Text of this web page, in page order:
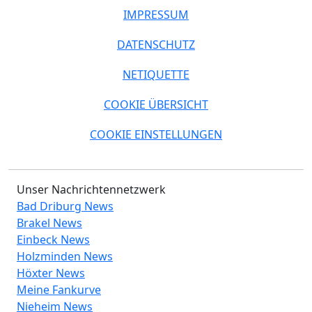
IMPRESSUM
DATENSCHUTZ
NETIQUETTE
COOKIE ÜBERSICHT
COOKIE EINSTELLUNGEN
Unser Nachrichtennetzwerk
Bad Driburg News
Brakel News
Einbeck News
Holzminden News
Höxter News
Meine Fankurve
Nieheim News